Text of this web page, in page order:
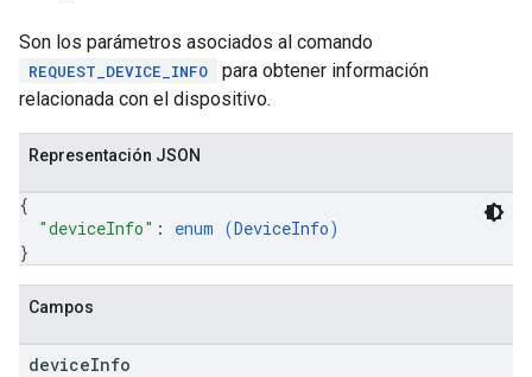
Son los parámetros asociados al comando
REQUEST_DEVICE_INFO
para obtener información
relacionada con el dispositivo.
Representación JSON
{
"deviceInfo" : enum (DeviceInfo)
}
Campos
deviceInfo